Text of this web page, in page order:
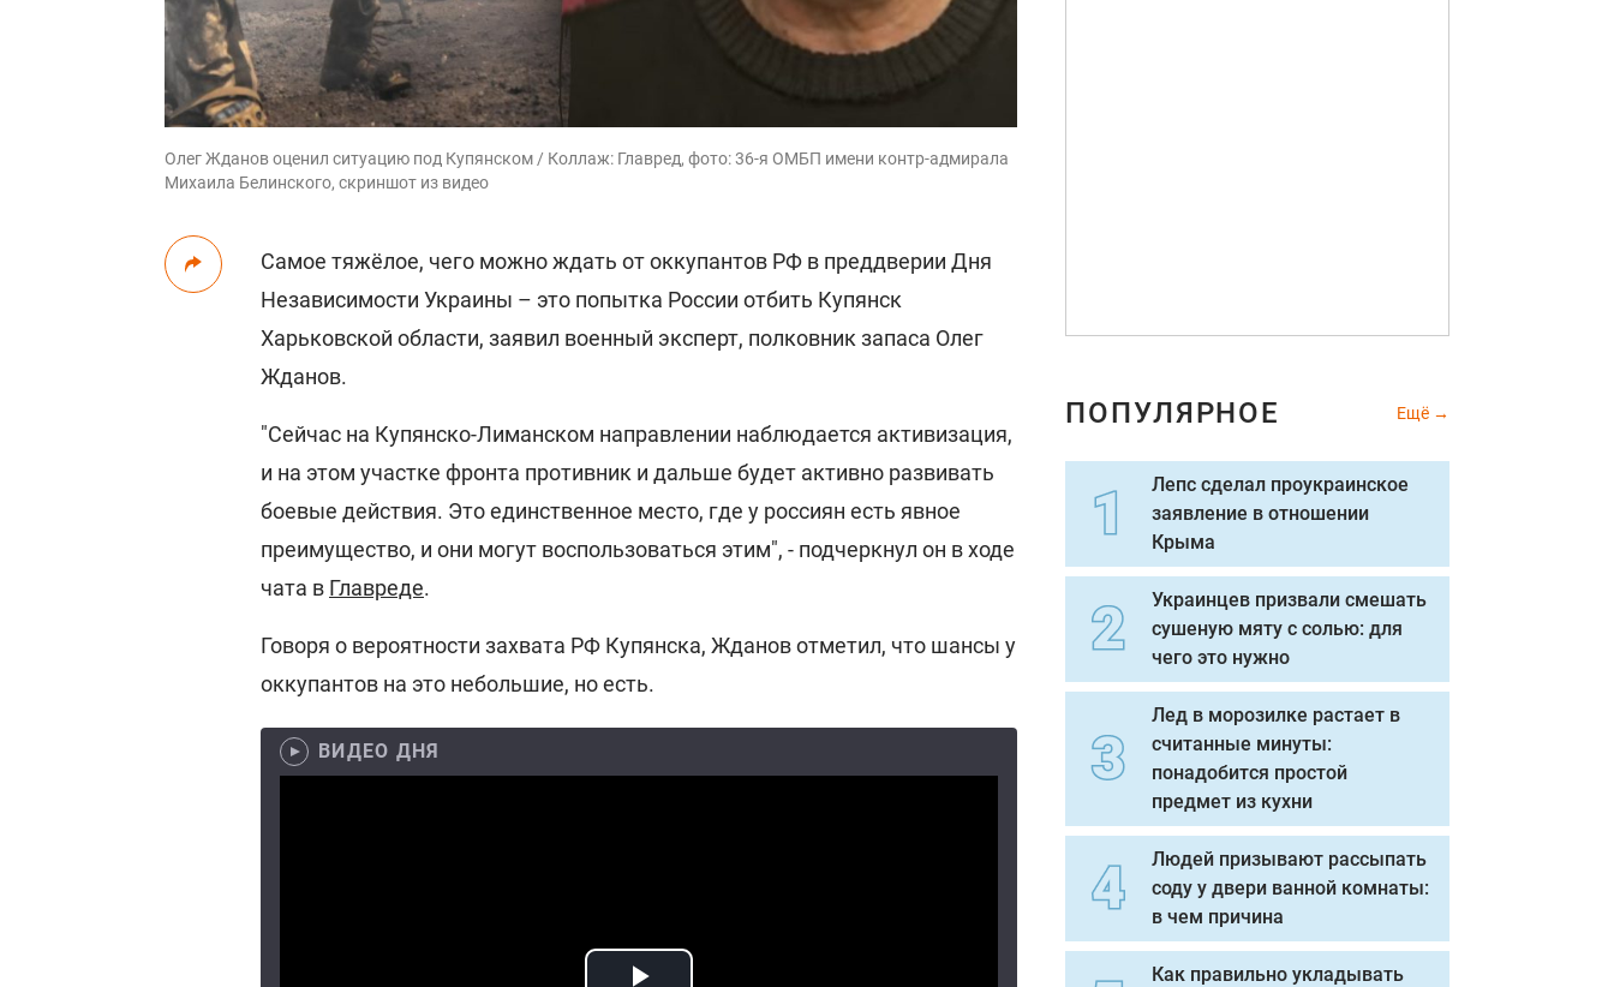
Олег Жданов оценил ситуацию под Купянском / Коллаж: Главред, фото: 36-я ОМБП имени контр-адмирала
Михаила Белинского, скриншот из видео
Самое тяжёлое, чего можно ждать от оккупантов РФ в преддверии Дня
Независимости Украины – это попытка России отбить Купянск
Харьковской области, заявил военный эксперт, полковник запаса Олег
Жданов.
"Сейчас на Купянско-Лиманском направлении наблюдается активизация,
и на этом участке фронта противник и дальше будет активно развивать
боевые действия. Это единственное место, где у россиян есть явное
преимущество, и они могут воспользоваться этим", - подчеркнул он в ходе
чата в Главреде.
Говоря о вероятности захвата РФ Купянска, Жданов отметил, что шансы у
оккупантов на это небольшие, но есть.
ВИДЕО ДНЯ
ПОПУЛЯРНОЕ Ещё
Лепс сделал проукраинское
заявление в отношении
Крыма
Украинцев призвали смешать
сушеную мяту с солью: для
чего это нужно
Лед в морозилке растает в
считанные минуты:
понадобится простой
предмет из кухни
Людей призывают рассыпать
соду у двери ванной комнаты:
в чем причина
Как правильно укладывать